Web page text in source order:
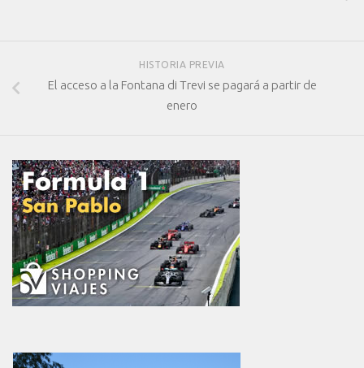
HISTORIA PREVIA
El acceso a la Fontana di Trevi se pagará a partir de
enero